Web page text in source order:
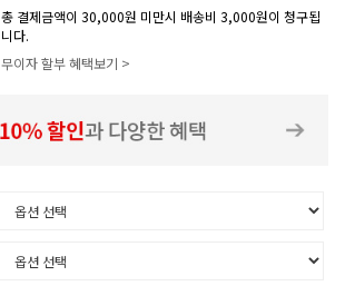
총 결제금액이 30,000원 미만시 배송비 3,000원이 청구됩
니다.
무이자 할부 혜택보기 >